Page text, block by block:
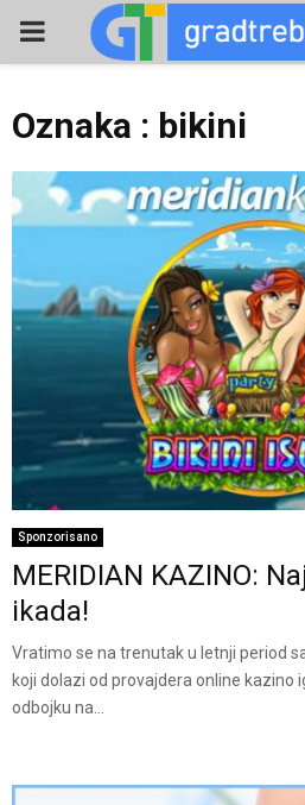
PRIMARY
Oznaka : bikini
Sponzorisano
MERIDIAN KAZINO:
ikada!
Vratimo se na trenutak u letnji period
koji dolazi od provajdera online kazino
odbojku na...